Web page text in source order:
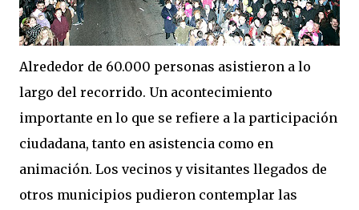
Alrededor de 60.000 personas asistieron a lo
largo del recorrido. Un acontecimiento
importante en lo que se refiere a la participación
ciudadana, tanto en asistencia como en
animación. Los vecinos y visitantes llegados de
otros municipios pudieron contemplar las